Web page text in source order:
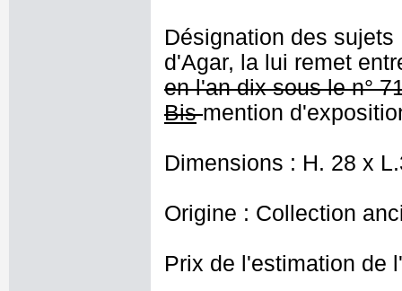
Désignation des
d'Agar, la lui remet
en l'an dix sous le n°
Bis mention
Dimensions : H. 28 x
Origine : Collection
Prix de l'estimation de